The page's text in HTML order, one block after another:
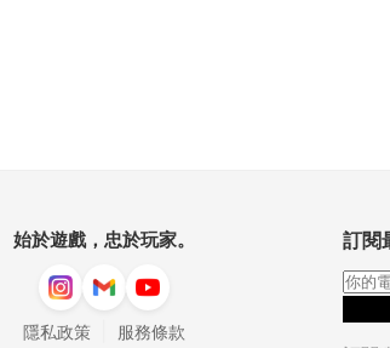
始於遊戲，忠於玩家。
隱私政策 服務條款
訂閱